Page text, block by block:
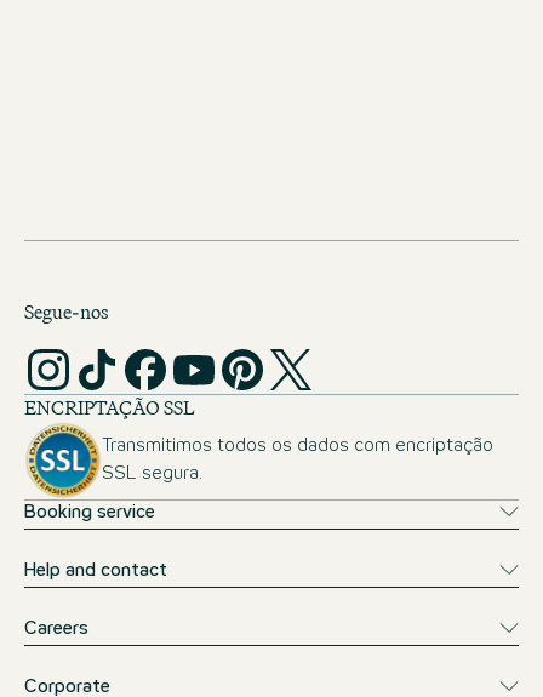
Segue-nos
ENCRIPTAÇÃO SSL
Transmitimos todos os dados com encriptação
SSL segura.
Booking service
Help and contact
Careers
Corporate